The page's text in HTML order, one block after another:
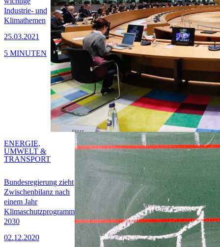
Industrie- und
Klimathemen
25.03.2021
5 MINUTEN
Bundesregierung zieht
Zwischenbilanz nach
einem Jahr
Klimaschutzprogramm
2030
02.12.2020
ENERGIE,
UMWELT &
TRANSPORT